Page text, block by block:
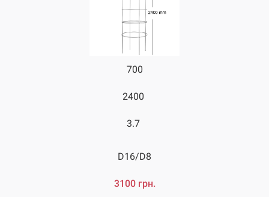
700
2400
3.7
D16/D8
3100 грн.